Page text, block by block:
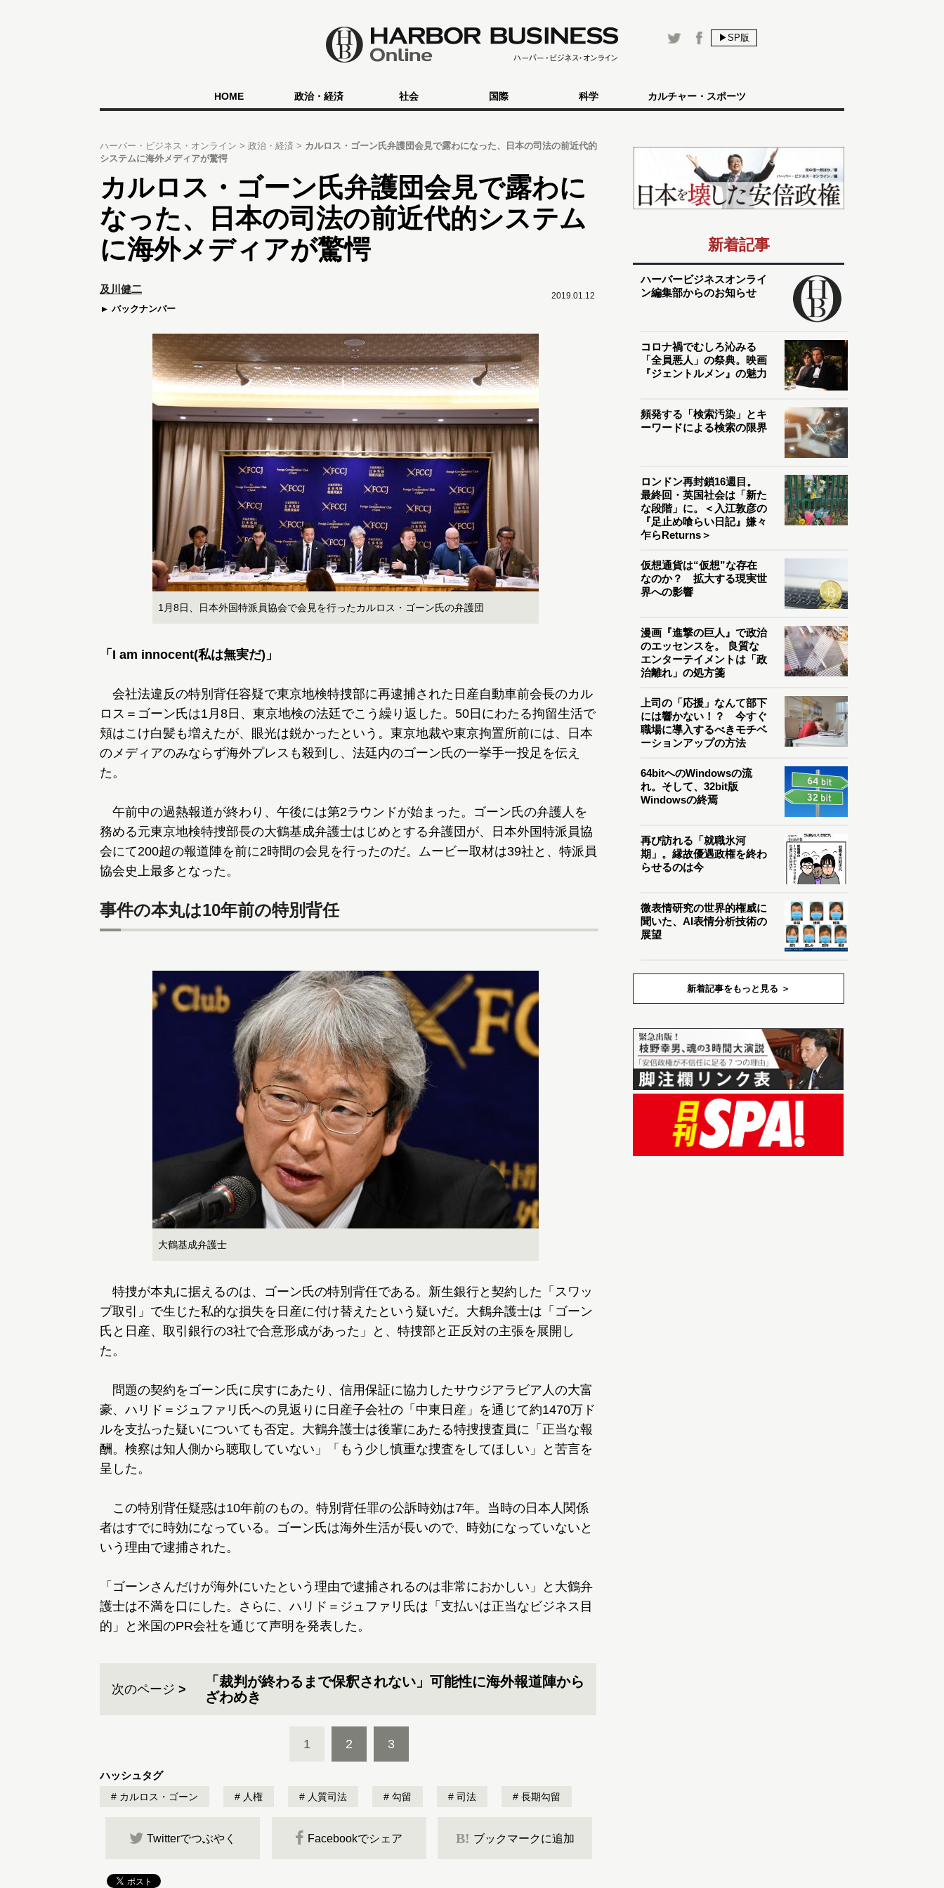
▶SP版
HOME 政治・経済 社会 国際 科学 カルチャー・スポーツ
ハーバー・ビジネス・オンライン 政治・経済
カルロス・ゴーン氏弁護団会見で露わになった、日本の司法の前近代的
システムに海外メディアが驚愕
カルロス・ゴーン氏弁護団会見で露わに
なった、日本の司法の前近代的システム
に海外メディアが驚愕
2019.01.12
及川健二
バックナンバー
1月8日、日本外国特派員協会で会見を行ったカルロス・ゴーン氏の弁護団
「I am innocent(私は無実だ)」
会社法違反の特別背任容疑で東京地検特捜部に再逮捕された日産自動車前会長のカル
ロス＝ゴーン氏は1月8日、東京地検の法廷でこう繰り返した。50日にわたる拘留生活で
頬はこけ白髪も増えたが、眼光は鋭かったという。東京地裁や東京拘置所前には、日本
のメディアのみならず海外プレスも殺到し、法廷内のゴーン氏の一挙手一投足を伝え
た。
午前中の過熱報道が終わり、午後には第2ラウンドが始まった。ゴーン氏の弁護人を
務める元東京地検特捜部長の大鶴基成弁護士はじめとする弁護団が、日本外国特派員協
会にて200超の報道陣を前に2時間の会見を行ったのだ。ムービー取材は39社と、特派員
協会史上最多となった。
事件の本丸は10年前の特別背任
大鶴基成弁護士
特捜が本丸に据えるのは、ゴーン氏の特別背任である。新生銀行と契約した「スワッ
プ取引」で生じた私的な損失を日産に付け替えたという疑いだ。大鶴弁護士は「ゴーン
氏と日産、取引銀行の3社で合意形成があった」と、特捜部と正反対の主張を展開し
た。
問題の契約をゴーン氏に戻すにあたり、信用保証に協力したサウジアラビア人の大富
豪、ハリド＝ジュファリ氏への見返りに日産子会社の「中東日産」を通じて約1470万ド
ルを支払った疑いについても否定。大鶴弁護士は後輩にあたる特捜捜査員に「正当な報
酬。検察は知人側から聴取していない」「もう少し慎重な捜査をしてほしい」と苦言を
呈した。
この特別背任疑惑は10年前のもの。特別背任罪の公訴時効は7年。当時の日本人関係
者はすでに時効になっている。ゴーン氏は海外生活が長いので、時効になっていないと
いう理由で逮捕された。
「ゴーンさんだけが海外にいたという理由で逮捕されるのは非常におかしい」と大鶴弁
護士は不満を口にした。さらに、ハリド＝ジュファリ氏は「支払いは正当なビジネス目
的」と米国のPR会社を通じて声明を発表した。
次のページ
「裁判が終わるまで保釈されない」可能性に海外報道陣から
ざわめき
1 2 3
ハッシュタグ
カルロス・ゴーン 人権 人質司法 勾留 司法 長期勾留
Twitterでつぶやく Facebookでシェア B! ブックマークに追加
新着記事
ハーバービジネスオンライ
ン編集部からのお知らせ
コロナ禍でむしろ沁みる
「全員悪人」の祭典。映画
『ジェントルメン』の魅力
頻発する「検索汚染」とキ
ーワードによる検索の限界
ロンドン再封鎖16週目。
最終回・英国社会は「新た
な段階」に。＜入江敦彦の
『足止め喰らい日記』嫌々
乍らReturns＞
仮想通貨は“仮想”な存在
なのか？ 拡大する現実世
界への影響
漫画『進撃の巨人』で政治
のエッセンスを。 良質な
エンターテイメントは「政
治離れ」の処方箋
上司の「応援」なんて部下
には響かない！？ 今すぐ
職場に導入するべきモチベ
ーションアップの方法
64bitへのWindowsの流
れ。そして、32bit版
Windowsの終焉
再び訪れる「就職氷河
期」。縁故優遇政権を終わ
らせるのは今
微表情研究の世界的権威に
聞いた、AI表情分析技術の
展望
新着記事をもっと見る